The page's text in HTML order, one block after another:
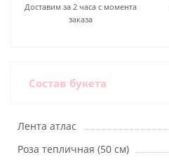
Доставим за 2 часа с момента
заказа
Состав букета
Лента атлас
Роза тепличная (50 см)